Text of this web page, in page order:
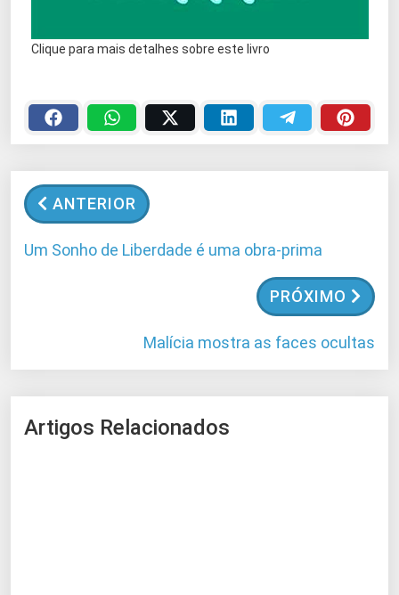
Clique para mais detalhes sobre este livro
ANTERIOR
Um Sonho de Liberdade é uma obra-prima
PRÓXIMO
Malícia mostra as faces ocultas
Artigos Relacionados